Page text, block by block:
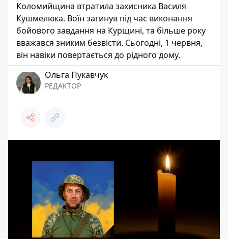
Коломийщина втратила захисника Василя
Кушмелюка. Воїн загинув під час виконання
бойового завдання на Курщині, та більше року
вважався зниким безвісти. Сьогодні, 1 червня,
він навіки повертається до рідного дому.
Ольга Пукавчук
РЕДАКТОР